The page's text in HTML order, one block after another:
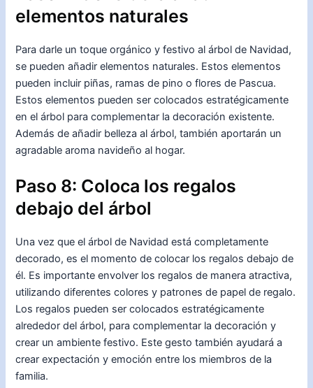
elementos naturales
Para darle un toque orgánico y festivo al árbol de Navidad,
se pueden añadir elementos naturales. Estos elementos
pueden incluir piñas, ramas de pino o flores de Pascua.
Estos elementos pueden ser colocados estratégicamente
en el árbol para complementar la decoración existente.
Además de añadir belleza al árbol, también aportarán un
agradable aroma navideño al hogar.
Paso 8: Coloca los regalos
debajo del árbol
Una vez que el árbol de Navidad está completamente
decorado, es el momento de colocar los regalos debajo de
él. Es importante envolver los regalos de manera atractiva,
utilizando diferentes colores y patrones de papel de regalo.
Los regalos pueden ser colocados estratégicamente
alrededor del árbol, para complementar la decoración y
crear un ambiente festivo. Este gesto también ayudará a
crear expectación y emoción entre los miembros de la
familia.